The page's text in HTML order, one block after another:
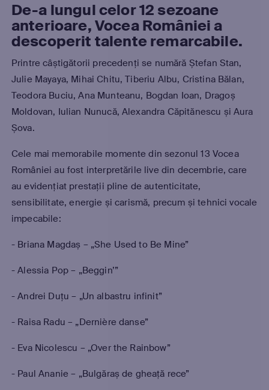
De-a lungul celor 12 sezoane
anterioare, Vocea României a
descoperit talente remarcabile.
Printre câștigătorii precedenți se numără Ștefan Stan,
Julie Mayaya, Mihai Chitu, Tiberiu Albu, Cristina Bălan,
Teodora Buciu, Ana Munteanu, Bogdan Ioan, Dragoș
Moldovan, Iulian Nunucă, Alexandra Căpitănescu și Aura
Șova.
Cele mai memorabile momente din sezonul 13 Vocea
României au fost interpretările live din decembrie, care
au evidențiat prestații pline de autenticitate,
sensibilitate, energie și carismă, precum și tehnici vocale
impecabile:
- Briana Magdaș – „She Used to Be Mine”
- Alessia Pop – „Beggin’”
- Andrei Duțu – „Un albastru infinit”
- Raisa Radu – „Dernière danse”
- Eva Nicolescu – „Over the Rainbow”
- Paul Ananie – „Bulgăraș de gheață rece”